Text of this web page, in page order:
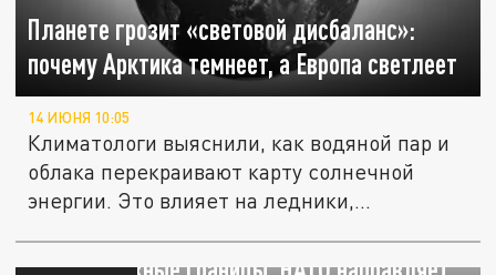
Планете грозит «световой дисбаланс»:
почему Арктика темнеет, а Европа светлеет
14 ИЮНЯ 10:05
Климатологи выяснили, как водяной пар и
облака перекраивают карту солнечной
энергии. Это влияет на ледники,...
Главное в иноСМИ 9 июня: Трамп перешёл